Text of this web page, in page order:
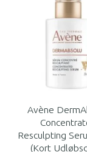
Avène
Resculpting
(Kort